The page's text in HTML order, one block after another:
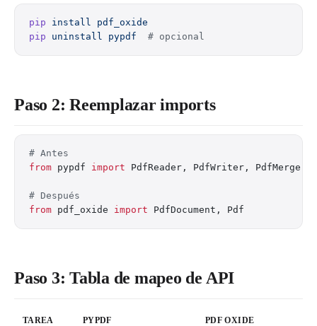
pip install pdf_oxide
pip uninstall pypdf
  # opcional
Paso 2: Reemplazar imports
# Antes
from pypdf import PdfReader, PdfWriter, PdfMerger
# Después
from pdf_oxide import PdfDocument, Pdf
Paso 3: Tabla de mapeo de API
TAREA PYPDF PDF OXIDE